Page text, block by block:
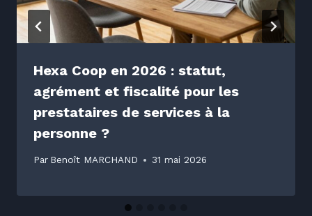
Hexa Coop en 2026 : statut,
agrément et fiscalité pour les
prestataires de services à la
personne ?
Par Benoît MARCHAND 31 mai 2026